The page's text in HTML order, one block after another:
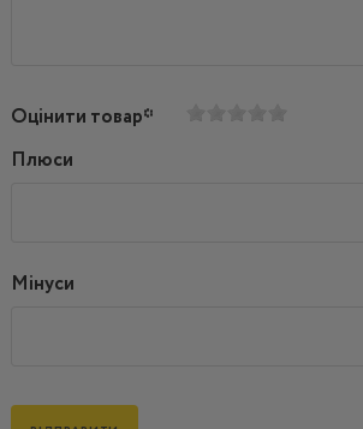
Оцінити товар*
Плюси
Мінуси